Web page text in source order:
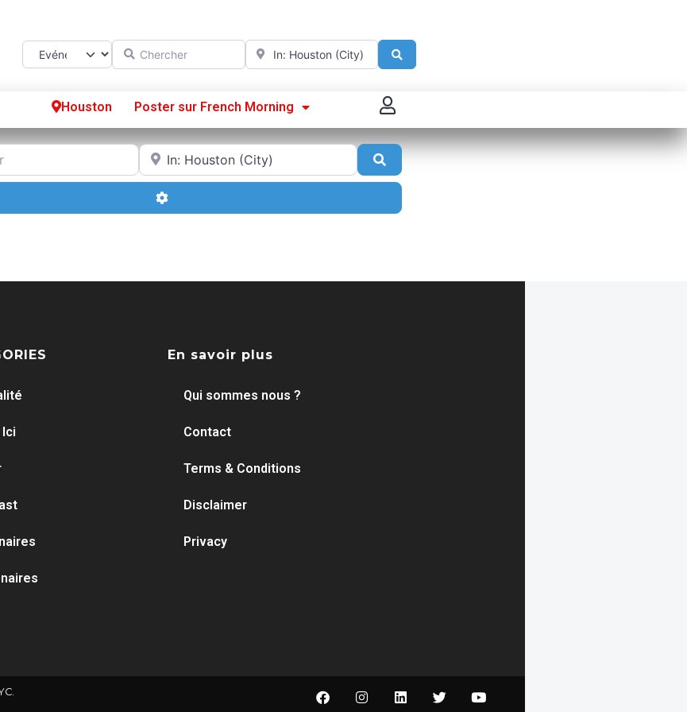
Select search typeChercher A proximité de
Houston Poster sur French Morning
Se connecter
S’enregistrer
Poster sur French Morning
A proximité de
Advanced Filters
En savoir plus
Qui sommes nous ?
Contact
Terms & Conditions
Disclaimer
Privacy